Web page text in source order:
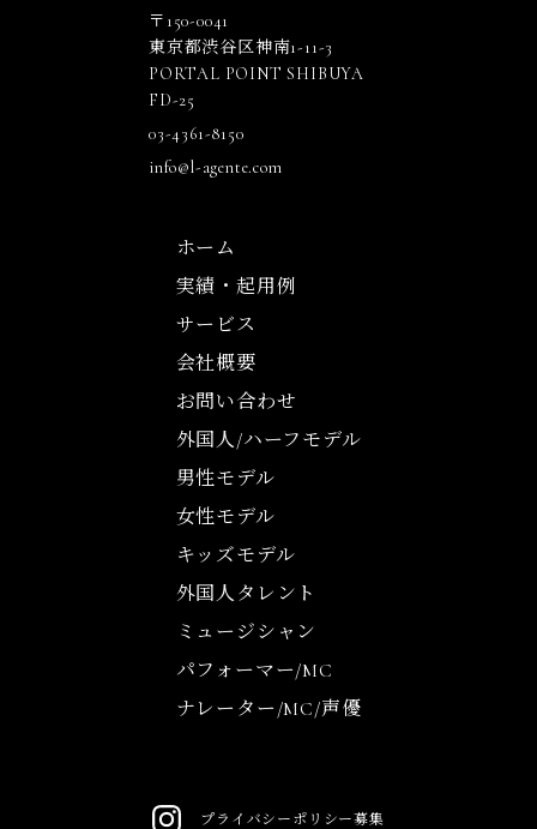
〒150-0041
東京都渋谷区神南1-11-3
PORTAL POINT SHIBUYA
FD-25
03-4361-8150
info@l-agente.com
ホーム
実績・起用例
サービス
会社概要
お問い合わせ
外国人/ハーフモデル
男性モデル
女性モデル
キッズモデル
外国人タレント
ミュージシャン
パフォーマー/MC
ナレーター/MC/声優
プライバシーポリシー募集